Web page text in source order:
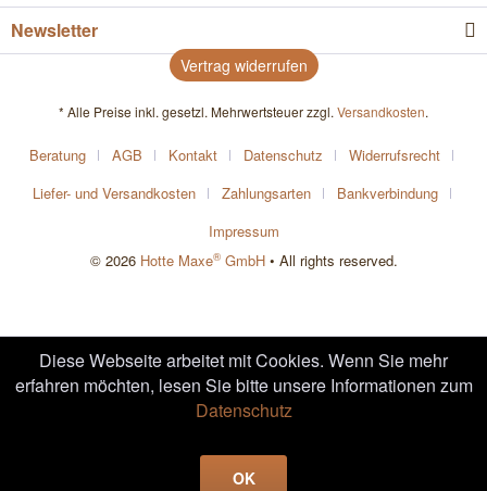
Newsletter
Vertrag widerrufen
* Alle Preise inkl. gesetzl. Mehrwertsteuer zzgl. Versandkosten.
Beratung AGB Kontakt Datenschutz
Widerrufsrecht
Liefer- und Versandkosten
Zahlungsarten
Bankverbindung
Impressum
© 2026 Hotte Maxe®GmbH• All rights reserved.
Diese Webseite arbeitet mit Cookies. Wenn Sie mehr
erfahren möchten, lesen Sie bitte unsere Informationen zum
Datenschutz
OK